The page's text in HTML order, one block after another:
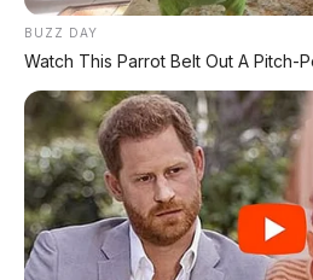
⚡ Info Motor
🏍️ Info Motor
🏍️ Info Motor
🏍️ Info Motor
🏍️ Info Motor
BUZZ DAY
Watch This Parrot Belt Out A Pitch-